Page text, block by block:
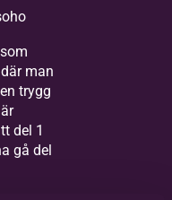
man
trygg
del 1
gå del